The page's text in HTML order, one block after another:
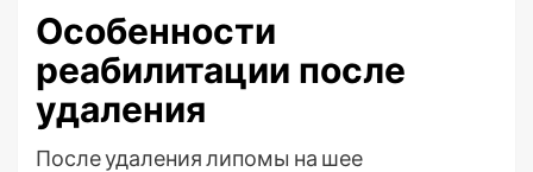
Особенности
реабилитации после
удаления
После удаления липомы на шее